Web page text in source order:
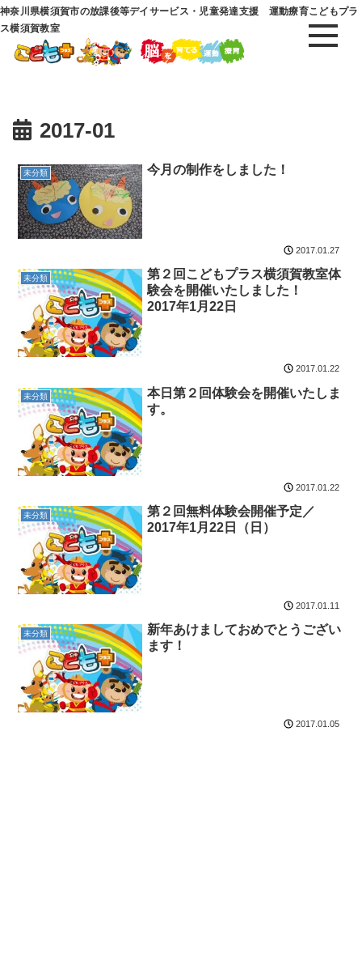
神奈川県横須賀市の放課後等デイサービス・児童発達支援 運動療育こどもプラ
ス横須賀教室
2017-01
未分類 今月の制作をしました！
2017.01.27
未分類
第２回こどもプラス横須賀教室体
験会を開催いたしました！
2017年1月22日
2017.01.22
未分類
本日第２回体験会を開催いたしま
す。
2017.01.22
未分類
第２回無料体験会開催予定／
2017年1月22日（日）
2017.01.11
未分類
新年あけましておめでとうござい
ます！
2017.01.05